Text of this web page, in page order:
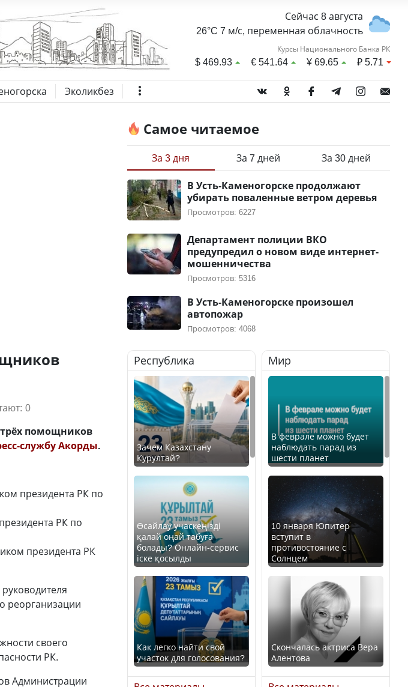
Сейчас 8 августа
26°C 7 м/с, переменная облачность
Курсы Национального Банка РК
$469.93 €541.64 ¥69.65 ₽5.71
Эколикбез
0
помощников
службу Акорды.
президента РК по
РК по
президента РК
реорганизации
своего
РК.
Администрации
Самое читаемое
За 3 дня За 7 дней За 30 дней
В Усть-Каменогорске продолжают
убирать поваленные ветром деревья
Просмотров: 6227
Департамент полиции ВКО
предупредил о новом виде интернет-
мошенничества
Просмотров: 5316
В Усть-Каменогорске произошел
автопожар
Просмотров: 4068
Республика
Зачем Казахстану
Курултай?
Өсайлау учаскеңізді
қалай оңай табуға
болады? Онлайн-сервис
іске қосылды
Как легко найти свой
участок для голосования?
Мир
В феврале можно будет
наблюдать парад из
шести планет
10 января Юпитер
вступит в
противостояние с
Солнцем
Скончалась актриса Вера
Алентова